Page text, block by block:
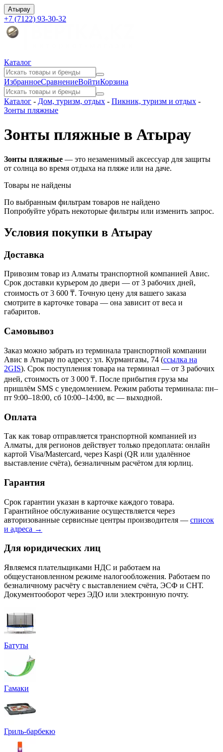
Атырау
+7 (7122) 93-30-32
Каталог
ИзбранноеСравнениеВойтиКорзина
Каталог - Дом, туризм, отдых - Пикник, туризм и отдых -
Зонты пляжные
Зонты пляжные в Атырау
Зонты пляжные — это незаменимый аксессуар для защиты
от солнца во время отдыха на пляже или на даче.
Товары не найдены
По выбранным фильтрам товаров не найдено
Попробуйте убрать некоторые фильтры или изменить запрос.
Условия покупки в Атырау
Доставка
Привозим товар из Алматы транспортной компанией Авис.
Срок доставки курьером до двери — от 3 рабочих дней,
стоимость от 3 600 ₸. Точную цену для вашего заказа
смотрите в карточке товара — она зависит от веса и
габаритов.
Самовывоз
Заказ можно забрать из терминала транспортной компании
Авис в Атырау по адресу: ул. Курмангазы, 74 (ссылка на
2GIS). Срок поступления товара на терминал — от 3 рабочих
дней, стоимость от 3 000 ₸. После прибытия груза мы
пришлём SMS с уведомлением. Режим работы терминала: пн–
пт 9:00–18:00, сб 10:00–14:00, вс — выходной.
Оплата
Так как товар отправляется транспортной компанией из
Алматы, для регионов действует только предоплата: онлайн
картой Visa/Mastercard, через Kaspi (QR или удалённое
выставление счёта), безналичным расчётом для юрлиц.
Гарантия
Срок гарантии указан в карточке каждого товара.
Гарантийное обслуживание осуществляется через
авторизованные сервисные центры производителя — список
и адреса →
Для юридических лиц
Являемся плательщиками НДС и работаем на
общеустановленном режиме налогообложения. Работаем по
безналичному расчёту с выставлением счёта, ЭСФ и СНТ.
Документооборот через ЭДО или электронную почту.
Батуты
Гамаки
Гриль-барбекю